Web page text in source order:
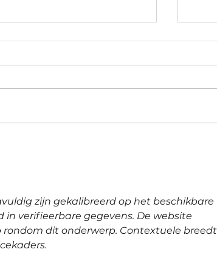
zijn gekalibreerd op het beschikbare
verifieerbare gegevens. De website
dit onderwerp. Contextuele